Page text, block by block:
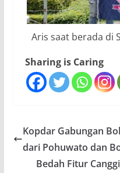
Aris saat berada di
Sharing is Caring
Kopdar Gabungan
dari Pohuwato dan
Bedah Fitur